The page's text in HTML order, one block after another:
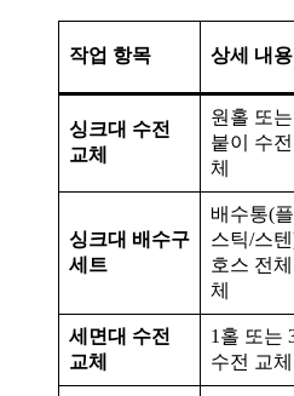
작업 항목 상세 내용
싱크대 수전
교체
원홀 또
붙이 수
체
싱크대 배수구
세트
배수통(
스틱/스
호스 전
체
세면대 수전
교체
1홀 또는
수전 교체